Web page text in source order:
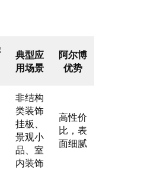
典型应
用场景
阿尔博
优势
非结构
类装饰
挂板、
景观小
品、室
内装饰
高性价
比，表
面细腻